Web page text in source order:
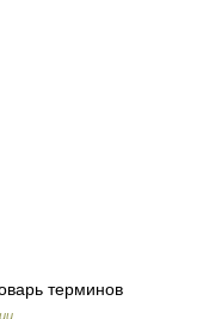
терминов